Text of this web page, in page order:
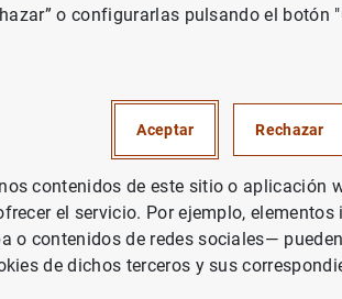
financiera de
de la
financiera es un
En general, no
o configurarlas pulsando el
Aceptar Rechazar
contenidos de este sitio o aplicación
el servicio. Por ejemplo,
o contenidos de redes sociales—
de dichos terceros y sus